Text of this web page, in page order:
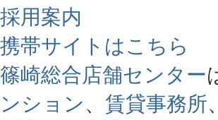
採用案内
携帯サイトはこちら
篠崎総合店舗センター
ンション、 賃貸事務所、